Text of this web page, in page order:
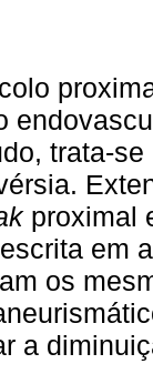
trata-
proximal
em
os
a